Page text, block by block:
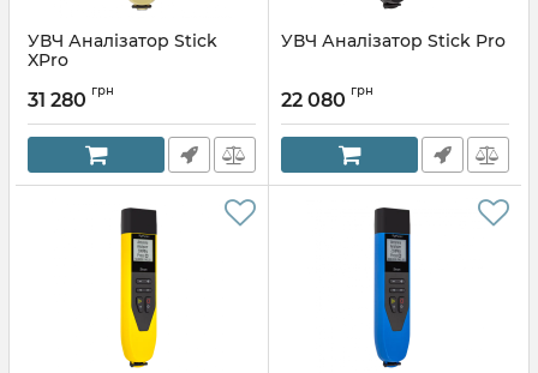
УВЧ Аналізатор Stick
XPro
31 280 грн
УВЧ Аналізатор Stick Pro
22 080 грн